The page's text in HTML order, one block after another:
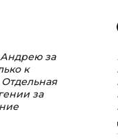
за
к
за
И
за